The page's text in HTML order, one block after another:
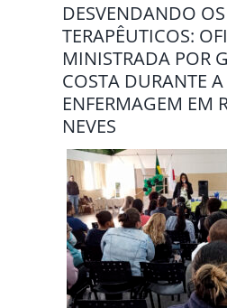
DESVENDANDO
TERAPÊUTICOS:
MINISTRADA POR
COSTA DURANTE
ENFERMAGEM EM
NEVES